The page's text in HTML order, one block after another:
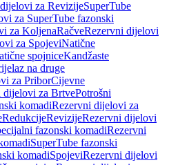
za RevizijeSuperTube
za SuperTube fazonski
za KoljenaRačveRezervni dijelovi
za SpojeviNatične
spojniceKandžaste
na druge
za PriborCijevne
dijelovi za BrtvePotrošni
komadiRezervni dijelovi za
RedukcijeRevizijeRezervni dijelovi
fazonski komadiRezervni
SuperTube fazonski
komadiSpojeviRezervni dijelovi